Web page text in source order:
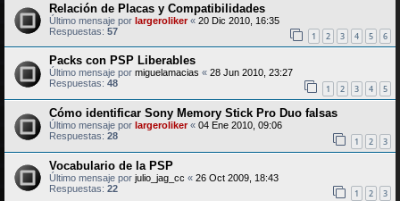
Relación de Placas y Compatibilidades
Último mensaje por largeroliker« 20 Dic 2010, 16:35
Respuestas: 57 1 2 3 4 5 6
Packs con PSP Liberables
Último mensaje por miguelamacias « 28 Jun 2010, 23:27
Respuestas: 48 1 2 3 4 5
Cómo identificar Sony Memory Stick Pro Duo falsas
Último mensaje por largeroliker« 04 Ene 2010, 09:06
Respuestas: 28 1 2 3
Vocabulario de la PSP
Último mensaje por julio_jag_cc « 26 Oct 2009, 18:43
Respuestas: 22 1 2 3